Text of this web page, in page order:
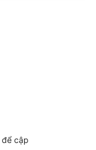
để cập